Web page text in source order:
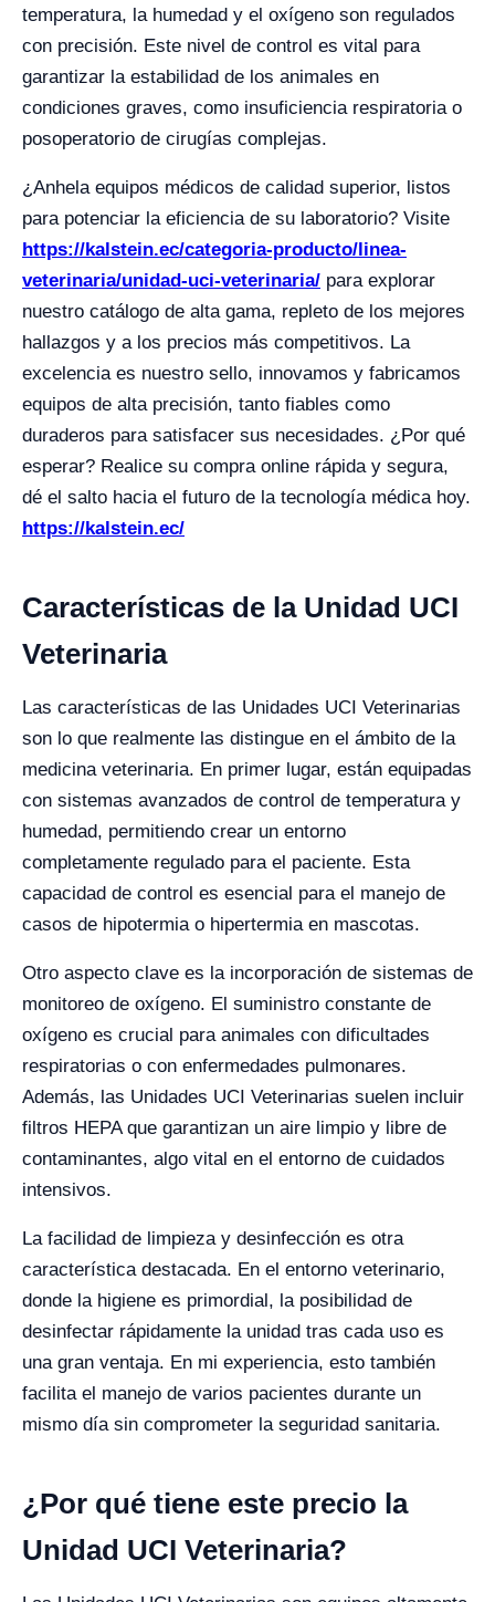
temperatura, la humedad y el oxígeno son regulados
con precisión. Este nivel de control es vital para
garantizar la estabilidad de los animales en
condiciones graves, como insuficiencia respiratoria o
posoperatorio de cirugías complejas.
¿Anhela equipos médicos de calidad superior, listos
para potenciar la eficiencia de su laboratorio? Visite
https://kalstein.ec/categoria-producto/linea-
veterinaria/unidad-uci-veterinaria/ para explorar
nuestro catálogo de alta gama, repleto de los mejores
hallazgos y a los precios más competitivos. La
excelencia es nuestro sello, innovamos y fabricamos
equipos de alta precisión, tanto fiables como
duraderos para satisfacer sus necesidades. ¿Por qué
esperar? Realice su compra online rápida y segura,
dé el salto hacia el futuro de la tecnología médica hoy.
https://kalstein.ec/
Características de la Unidad UCI
Veterinaria
Las características de las Unidades UCI Veterinarias
son lo que realmente las distingue en el ámbito de la
medicina veterinaria. En primer lugar, están equipadas
con sistemas avanzados de control de temperatura y
humedad, permitiendo crear un entorno
completamente regulado para el paciente. Esta
capacidad de control es esencial para el manejo de
casos de hipotermia o hipertermia en mascotas.
Otro aspecto clave es la incorporación de sistemas de
monitoreo de oxígeno. El suministro constante de
oxígeno es crucial para animales con dificultades
respiratorias o con enfermedades pulmonares.
Además, las Unidades UCI Veterinarias suelen incluir
filtros HEPA que garantizan un aire limpio y libre de
contaminantes, algo vital en el entorno de cuidados
intensivos.
La facilidad de limpieza y desinfección es otra
característica destacada. En el entorno veterinario,
donde la higiene es primordial, la posibilidad de
desinfectar rápidamente la unidad tras cada uso es
una gran ventaja. En mi experiencia, esto también
facilita el manejo de varios pacientes durante un
mismo día sin comprometer la seguridad sanitaria.
¿Por qué tiene este precio la
Unidad UCI Veterinaria?